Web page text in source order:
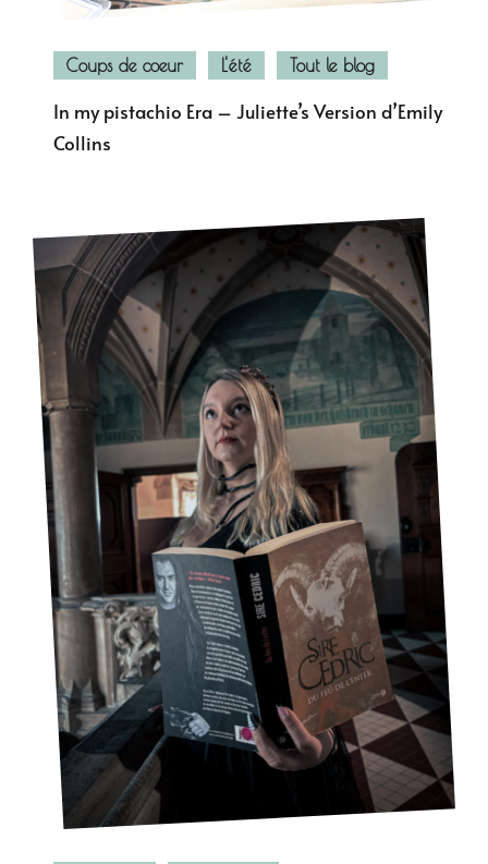
Coups de coeur L'été Tout le blog
In my pistachio Era – Juliette’s Version d’Emily
Collins